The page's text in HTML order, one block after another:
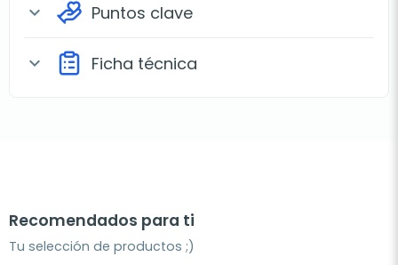
expand_more Puntos clave
expand_more Ficha técnica
Recomendados para ti
Tu selección de productos ;)